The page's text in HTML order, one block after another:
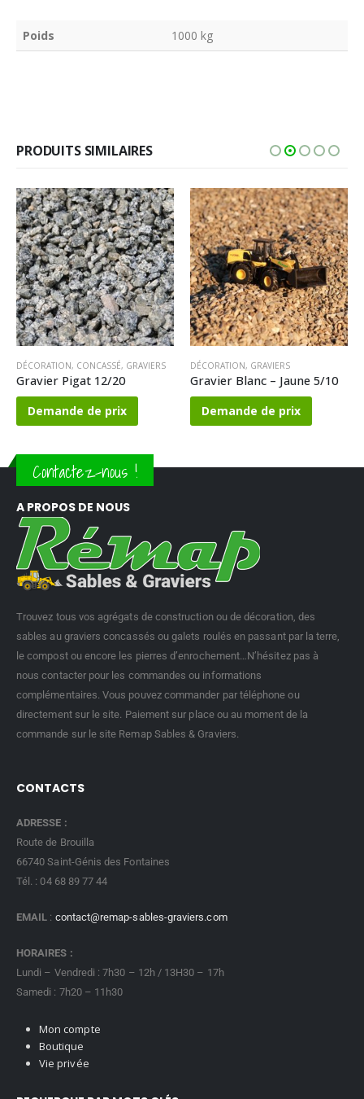
Poids 1000 kg
PRODUITS SIMILAIRES
DÉCORATION, CONCASSÉ, GRAVIERS
Gravier Pigat 12/20
Demande de prix
DÉCORATION, GRAVIERS
Gravier Blanc – Jaune 5/10
Demande de prix
Contactez-nous !
A PROPOS DE NOUS
Trouvez tous vos agrégats de construction ou de décoration, des
sables au graviers concassés ou galets roulés en passant par la terre,
le compost ou encore les pierres d’enrochement…N’hésitez pas à
nous contacter pour les commandes ou informations
complémentaires. Vous pouvez commander par téléphone ou
directement sur le site. Paiement sur place ou au moment de la
commande sur le site Remap Sables & Graviers.
CONTACTS
ADRESSE :
Route de Brouilla
66740 Saint-Génis des Fontaines
Tél. : 04 68 89 77 44
EMAIL : contact@remap-sables-graviers.com
HORAIRES :
Lundi – Vendredi : 7h30 – 12h / 13H30 – 17h
Samedi : 7h20 – 11h30
Mon compte
Boutique
Vie privée